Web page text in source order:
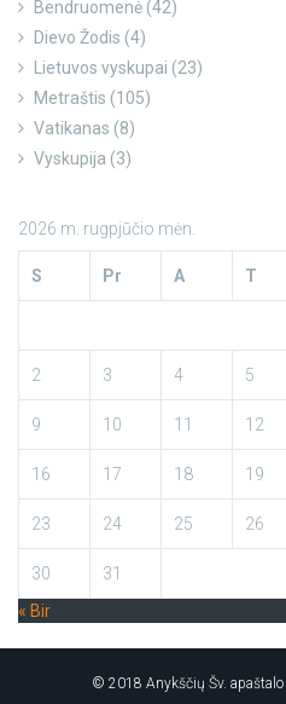
Bendruomenė (42)
Dievo Žodis (4)
Lietuvos vyskupai (23)
Metraštis (105)
Vatikanas (8)
Vyskupija (3)
2026 m. rugpjūčio mėn.
S Pr A T
2 3 4 5
9 10 11 12
16 17 18 19
23 24 25 26
30
31
« Bir
© 2018 Anykščių Šv.